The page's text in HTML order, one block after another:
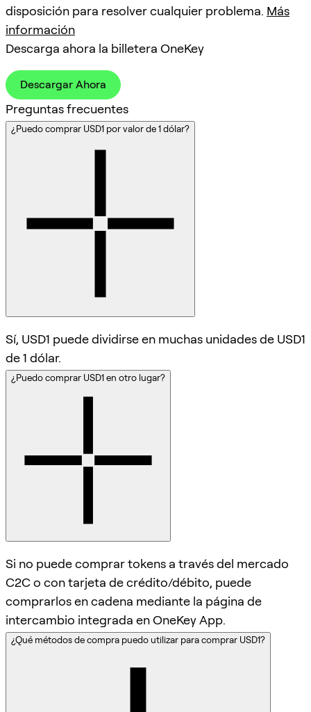
disposición para resolver cualquier problema. Más
información
Descarga ahora la billetera OneKey
Descargar Ahora
Preguntas frecuentes
¿Puedo comprar USD1 por valor de 1 dólar?
Sí, USD1 puede dividirse en muchas unidades de USD1
de 1 dólar.
¿Puedo comprar USD1 en otro lugar?
Si no puede comprar tokens a través del mercado
C2C o con tarjeta de crédito/débito, puede
comprarlos en cadena mediante la página de
intercambio integrada en OneKey App.
¿Qué métodos de compra puedo utilizar para comprar USD1?